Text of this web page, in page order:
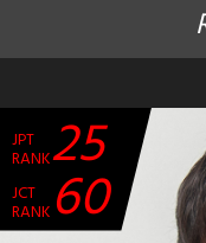
JPT
RANK25
JCT
RANK 60